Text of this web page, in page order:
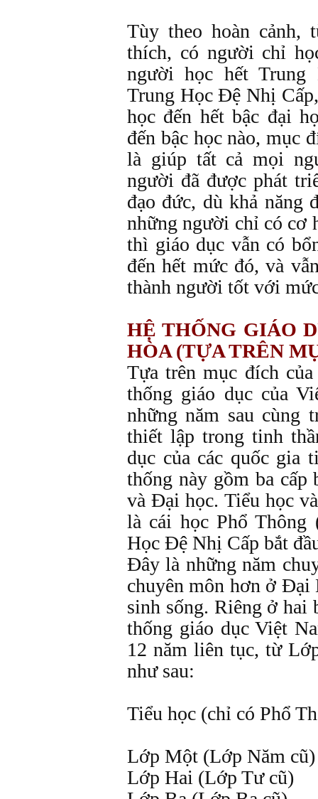
Tùy theo hoàn cảnh,
thích, có người chỉ
người học hết
Trung Học Đệ Nhị
học đến hết bậc đại
đến bậc học nào, mục
là giúp tất cả mọi
người đã được phát
đạo đức, dù khả năng
những người chỉ có cơ
thì giáo dục vẫn có
đến hết mức đó, và
thành người tốt với
HỆ THỐNG GIÁO
HÒA (TỰA TRÊN
Tựa trên mục đích
thống giáo dục của
những năm sau cùng
thiết lập trong tinh
dục của các quốc gia
thống này gồm ba cấp
và Đại học. Tiểu học
là cái học Phổ Thông
Học Đệ Nhị Cấp bắt
Đây là những năm
chuyên môn hơn ở Đại
sinh sống. Riêng ở hai
thống giáo dục Việt
12 năm liên tục, từ
như sau:
Tiểu học (chỉ có Phổ
Lớp Một (Lớp Năm cũ)
Lớp Hai (Lớp Tư cũ)